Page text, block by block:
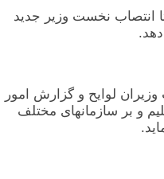
انتصاب‏ نخست‏ وزیر جدید
لوایح‏ و گزارش‏ امور
و بر سازمانهای‏ مختلف‏